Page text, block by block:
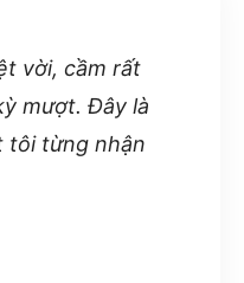
vời, cầm rất
mượt. Đây là
tôi từng nhận